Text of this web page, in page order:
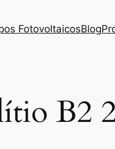
FotovoltaicosBlog
B2